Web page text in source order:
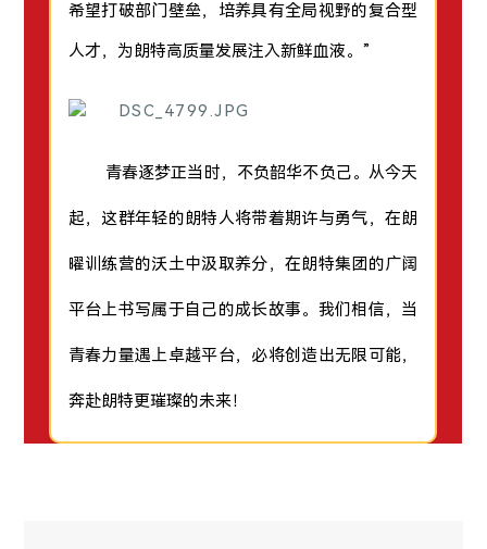
希望打破部门壁垒，培养具有全局视野的复合型
人才，为朗特高质量发展注入新鲜血液。”
青春逐梦正当时，不负韶华不负己。从今天
起，这群年轻的朗特人将带着期许与勇气，在朗
曜训练营的沃土中汲取养分，在朗特集团的广阔
平台上书写属于自己的成长故事。我们相信，当
青春力量遇上卓越平台，必将创造出无限可能，
奔赴朗特更璀璨的未来！